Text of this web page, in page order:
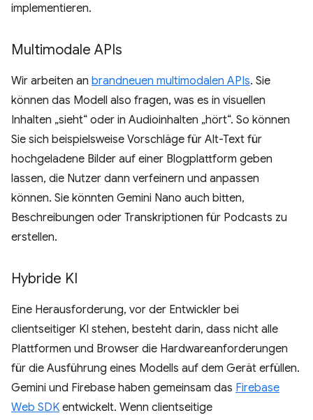
implementieren.
Multimodale APIs
Wir arbeiten an brandneuen multimodalen APIs. Sie
können das Modell also fragen, was es in visuellen
Inhalten „sieht“ oder in Audioinhalten „hört“. So können
Sie sich beispielsweise Vorschläge für Alt-Text für
hochgeladene Bilder auf einer Blogplattform geben
lassen, die Nutzer dann verfeinern und anpassen
können. Sie könnten Gemini Nano auch bitten,
Beschreibungen oder Transkriptionen für Podcasts zu
erstellen.
Hybride KI
Eine Herausforderung, vor der Entwickler bei
clientseitiger KI stehen, besteht darin, dass nicht alle
Plattformen und Browser die Hardwareanforderungen
für die Ausführung eines Modells auf dem Gerät erfüllen.
Gemini und Firebase haben gemeinsam das Firebase
Web SDK entwickelt. Wenn clientseitige